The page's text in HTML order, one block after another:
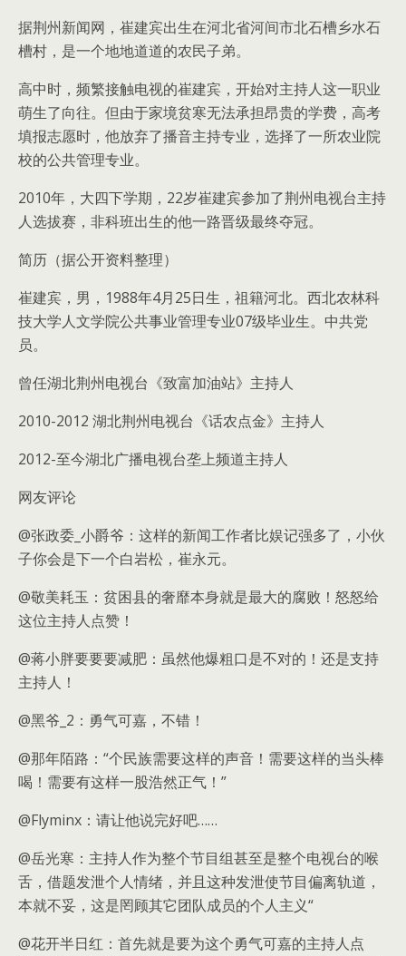
据荆州新闻网，崔建宾出生在河北省河间市北石槽乡水石
槽村，是一个地地道道的农民子弟。
高中时，频繁接触电视的崔建宾，开始对主持人这一职业
萌生了向往。但由于家境贫寒无法承担昂贵的学费，高考
填报志愿时，他放弃了播音主持专业，选择了一所农业院
校的公共管理专业。
2010年，大四下学期，22岁崔建宾参加了荆州电视台主持
人选拔赛，非科班出生的他一路晋级最终夺冠。
简历（据公开资料整理）
崔建宾，男，1988年4月25日生，祖籍河北。西北农林科
技大学人文学院公共事业管理专业07级毕业生。中共党
员。
曾任湖北荆州电视台《致富加油站》主持人
2010-2012 湖北荆州电视台《话农点金》主持人
2012-至今湖北广播电视台垄上频道主持人
网友评论
@张政委_小爵爷：这样的新闻工作者比娱记强多了，小伙
子你会是下一个白岩松，崔永元。
@敬美耗玉：贫困县的奢靡本身就是最大的腐败！怒怒给
这位主持人点赞！
@蒋小胖要要要减肥：虽然他爆粗口是不对的！还是支持
主持人！
@黑爷_2：勇气可嘉，不错！
@那年陌路：“个民族需要这样的声音！需要这样的当头棒
喝！需要有这样一股浩然正气！”
@Flyminx：请让他说完好吧……
@岳光寒：主持人作为整个节目组甚至是整个电视台的喉
舌，借题发泄个人情绪，并且这种发泄使节目偏离轨道，
本就不妥，这是罔顾其它团队成员的个人主义“
@花开半日红：首先就是要为这个勇气可嘉的主持人点